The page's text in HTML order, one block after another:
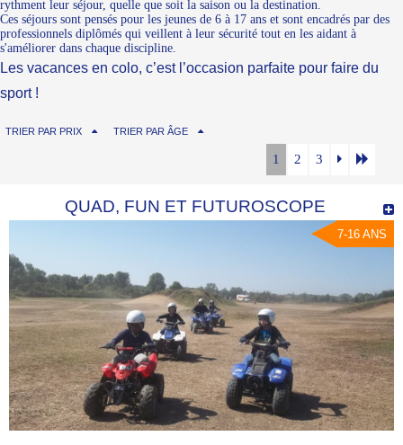
rythment leur séjour, quelle que soit la saison ou la destination.
Ces séjours sont pensés pour les jeunes de 6 à 17 ans et sont encadrés par des
professionnels diplômés qui veillent à leur sécurité tout en les aidant à
s'améliorer dans chaque discipline.
Les vacances en colo, c’est l’occasion parfaite pour faire du
sport !
TRIER PAR PRIX TRIER PAR ÂGE
1 2 3
QUAD, FUN ET FUTUROSCOPE
7-16 ANS